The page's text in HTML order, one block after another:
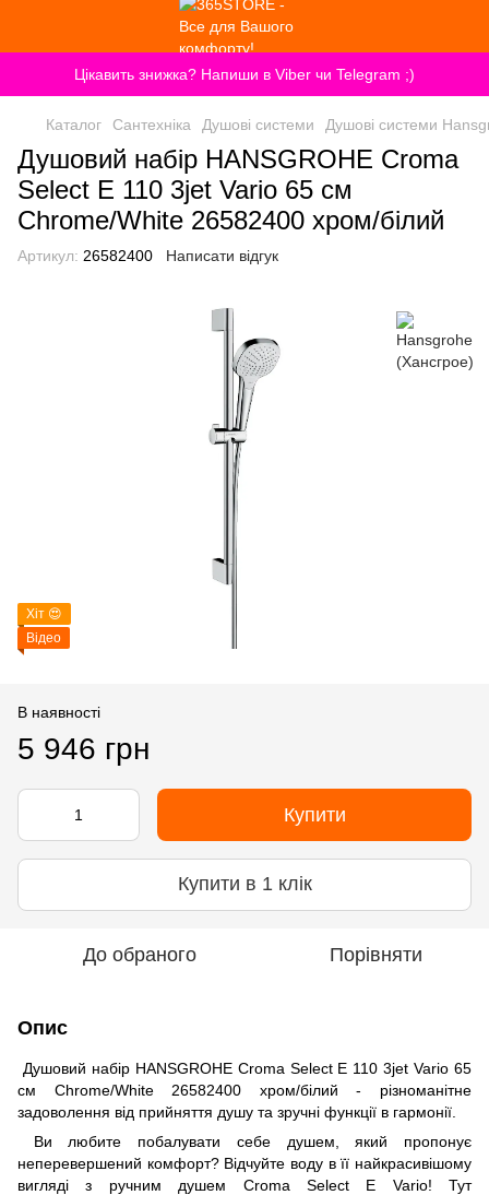
Цікавить знижка? Напиши в Viber чи Telegram ;)
Каталог Сантехніка Душові системи Душові системи
Душовий набір HANSGROHE Croma
Select E 110 3jet Vario 65 см
Chrome/White 26582400 хром/білий
Артикул: 26582400 Написати відгук
Хіт 😍
Відео
В наявності
5 946 грн
Купити
Купити в 1 клік
До обраного Порівняти
Опис
Душовий набір HANSGROHE Croma Select E 110 3jet Vario 65
см Chrome/White 26582400 хром/білий - різноманітне
задоволення від прийняття душу та зручні функції в гармонії.
Ви любите побалувати себе душем, який пропонує
неперевершений комфорт? Відчуйте воду в її найкрасивішому
вигляді з ручним душем Croma Select E Vario! Тут